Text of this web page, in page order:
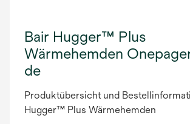
Bair Hugger™ Plus
Wärmehemden
de
Produktübersicht und
Hugger™ Plus Wärmehemden